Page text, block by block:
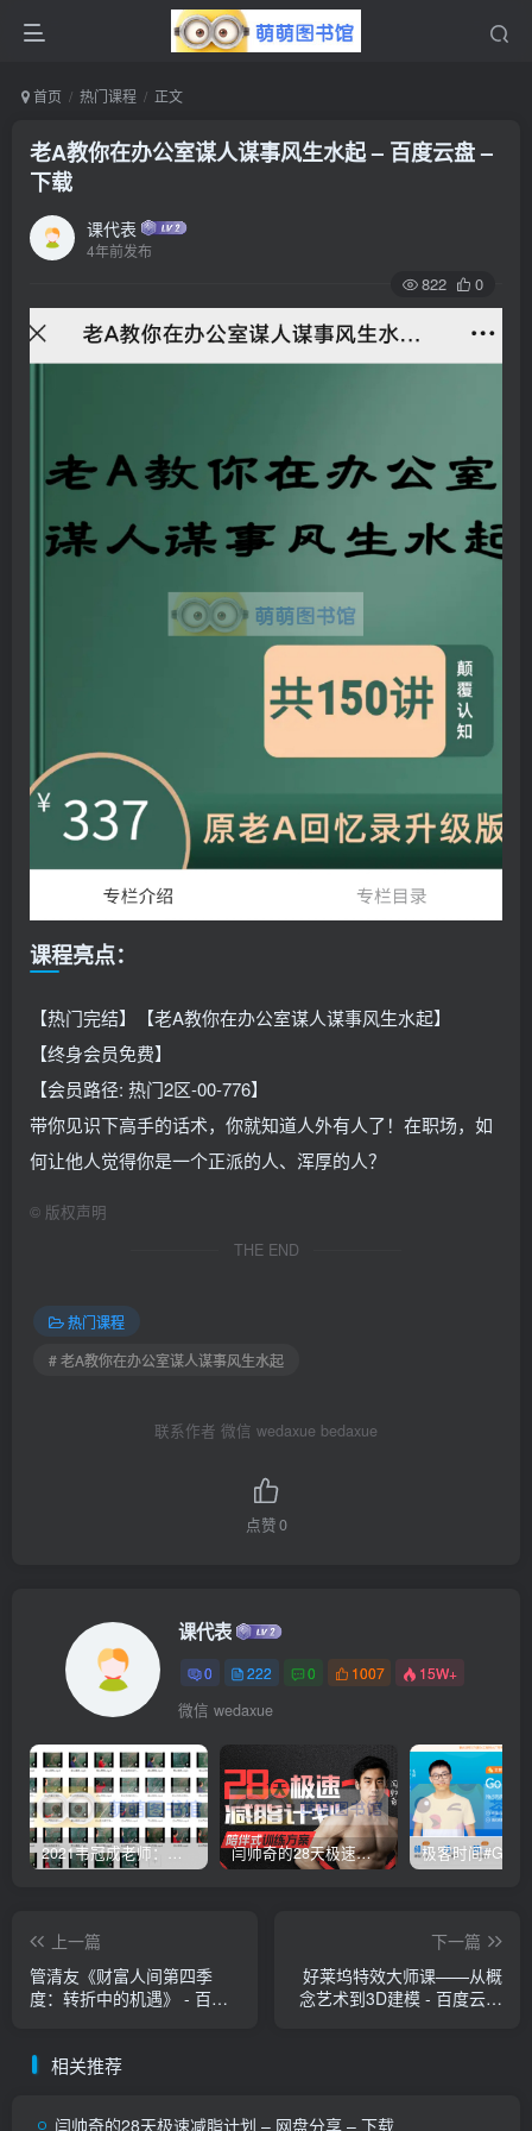
首页 热门课程 正文
老A教你在办公室谋人谋事风生水起 – 百度云盘 –
下载
课代表
4年前发布
822 0
课程亮点：
【热门完结】【老A教你在办公室谋人谋事风生水起】
【终身会员免费】
【会员路径: 热门2区-00-776】
带你见识下高手的话术，你就知道人外有人了！在职场，如
何让他人觉得你是一个正派的人、浑厚的人？
© 版权声明
THE END
热门课程
# 老A教你在办公室谋人谋事风生水起
联系作者 微信 wedaxue bedaxue
点赞0
课代表
0 222 0 1007 15W+
微信 wedaxue
2021韦冠成老师：韦氏天星风水《秘传二十四山吉凶占断要法》 – 百度云盘 – 下载 闫帅奇的28天极速减脂计划 – 网盘分享 – 下载
上一篇
管清友《财富人间第四季
度：转折中的机遇》 - 百度
下一篇
好莱坞特效大师课——从概
念艺术到3D建模 - 百度云盘
相关推荐
闫帅奇的28天极速减脂计划 – 网盘分享 – 下载